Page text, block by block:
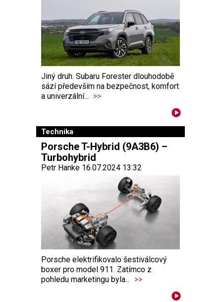
Jiný druh. Subaru Forester dlouhodobě
sází především na bezpečnost, komfort
a univerzální... >>
Technika
Porsche T-Hybrid (9A3B6) –
Turbohybrid
Petr Hanke 16.07.2024 13:32
Porsche elektrifikovalo šestiválcový
boxer pro model 911. Zatímco z
pohledu marketingu byla... >>